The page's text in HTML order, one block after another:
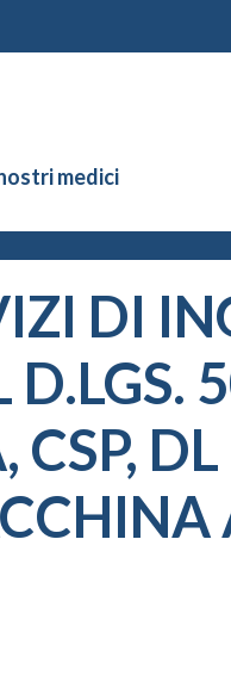
medici
DI
D.LGS.